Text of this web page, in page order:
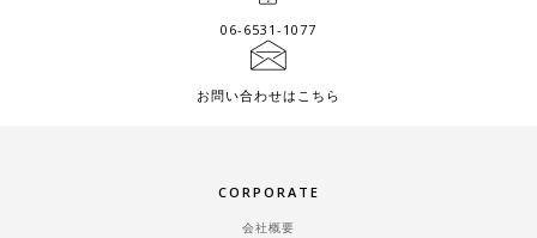
06-6531-1077
お問い合わせはこちら
CORPORATE
会社概要